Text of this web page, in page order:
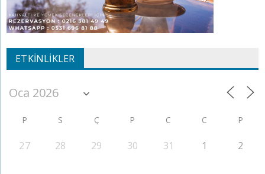
ETKINLIKLER
P S Ç P C C P
27 28 29 30 31 1 2